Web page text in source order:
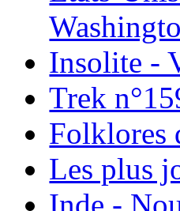
Insolite -
Trek
Folklores
Les plus
Inde -